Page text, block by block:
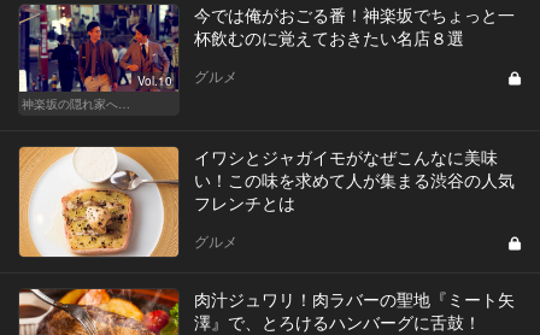
Vol.10
神楽坂の隠れ家へ…
今では俺がおごる番！神楽坂でちょっと一
杯飲むのに覚えておきたい名店８選
グルメ
イワシとジャガイモがなぜこんなに美味
い！この味を求めて人が集まる渋谷の人気
フレンチとは
グルメ
肉汁ジュワリ！肉ラバーの聖地『ミート矢
澤』で、とろけるハンバーグに舌鼓！